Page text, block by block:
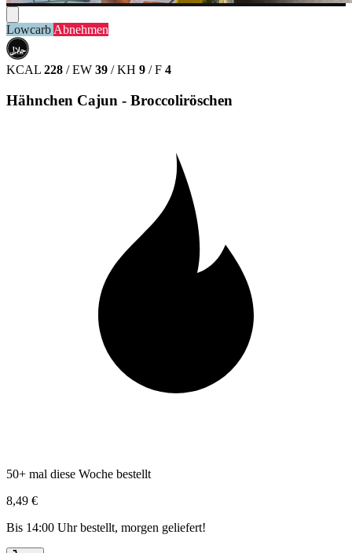
Lowcarb Abnehmen
حلال
HALAL
KCAL 228 / EW 39 / KH 9 / F 4
Hähnchen Cajun - Broccoliröschen
50+ mal diese Woche bestellt
8,49 €
Bis 14:00 Uhr bestellt, morgen geliefert!